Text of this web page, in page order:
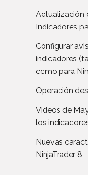
Actualización
Indicadores
Configurar
indicadores
como para
Operación
Videos de
los
Nuevas
NinjaTrader 8